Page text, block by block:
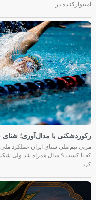
امیدوارکننده در
رکوردشکنی یا مدال‌آوری؛ شنای
مربی تیم ملی شنای ایران عملکرد
که با کسب ۹ مدال همراه شد
کرد.